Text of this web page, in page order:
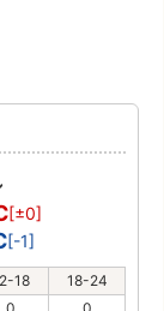
[±0]
[-1]
18
18-24